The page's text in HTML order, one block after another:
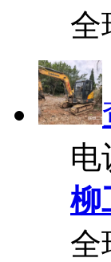
全
电
柳
全